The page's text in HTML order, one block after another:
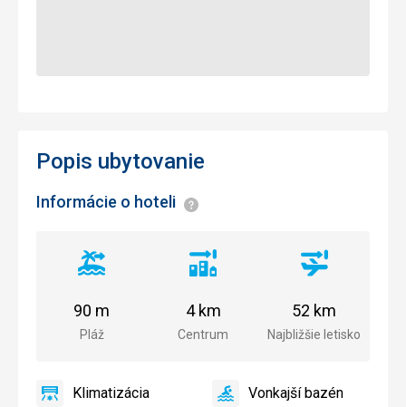
Popis ubytovanie
Informácie o hoteli Informácie
Vzdialenosť
pláže
Pláž
90 m
Vzdialenosť
centra
Centrum
4 km
Vzdialenosť
letiska
Najbližšie letisko
52 km
Klimatizácia
Klimatizácia
VonkajšíVonkajší bazén